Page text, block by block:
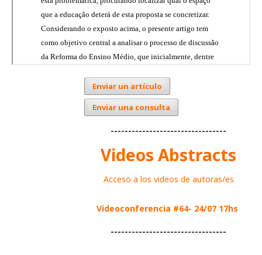
Enviar un artículo
Enviar una consulta
---------------------------------
Videos Abstracts
Acceso a los videos de autoras/es
Videoconferencia #64- 24/07 17hs
---------------------------------